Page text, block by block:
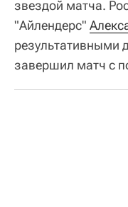
звездой матча.
"Айлендерс"
результативными
завершил матч с